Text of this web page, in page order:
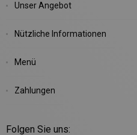
Unser Angebot
Nützliche Informationen
Menü
Zahlungen
Folgen Sie uns: